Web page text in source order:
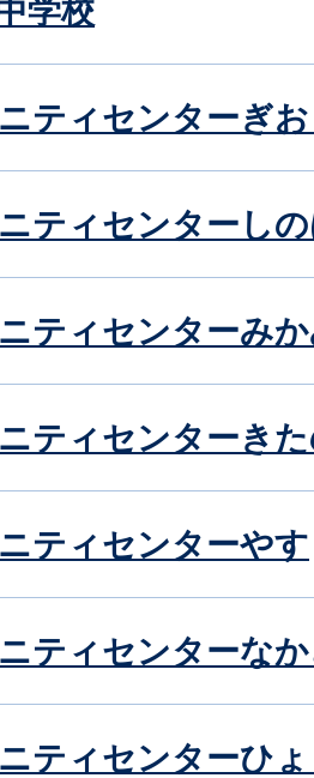
学校
ティセンターぎ
ティセンターし
ティセンターみ
ティセンターき
ティセンターやす
ティセンターな
ティセンターひ